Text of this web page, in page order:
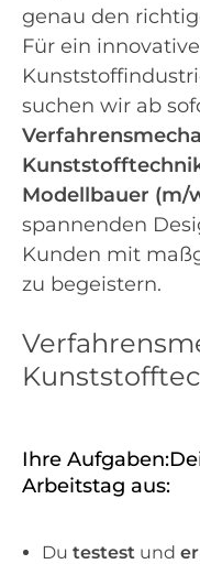
genau den
Für ein
suchen wir ab
Modellbauer (m/
spannenden
Kunden mit
zu begeistern.
Ihre
Arbeitstag aus:
Du testest und